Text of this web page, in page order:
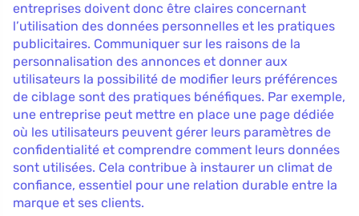
entreprises doivent donc être claires concernant
l’utilisation des données personnelles et les pratiques
publicitaires. Communiquer sur les raisons de la
personnalisation des annonces et donner aux
utilisateurs la possibilité de modifier leurs préférences
de ciblage sont des pratiques bénéfiques. Par exemple,
une entreprise peut mettre en place une page dédiée
où les utilisateurs peuvent gérer leurs paramètres de
confidentialité et comprendre comment leurs données
sont utilisées. Cela contribue à instaurer un climat de
confiance, essentiel pour une relation durable entre la
marque et ses clients.